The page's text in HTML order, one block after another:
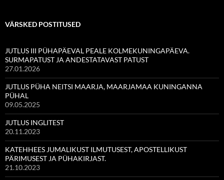
VÄRSKED POSTITUSED
JUTLUS III PÜHAPÄEVAL PEALE KOLMEKUNINGAPÄEVA.
SURMAPATUST JA ANDESTATAVAST PATUST
27.01.2026
JUTLUS PÜHA NEITSI MAARJA, MAARJAMAA KUNINGANNA
PÜHAL
09.05.2025
JUTLUS INGLITEST
20.11.2023
KATEHHEES JUMALIKUST ILMUTUSEST, APOSTELLIKUST
PÄRIMUSEST JA PÜHAKIRJAST.
21.10.2023